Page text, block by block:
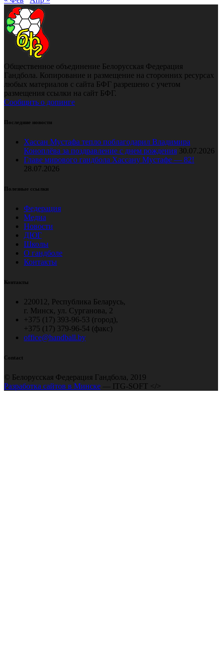
Общественное объединение Белорусская Федерация
Гандбола. Копирование и размещение на сторонних ресурсах
любых материалов с сайта БФГ разрешено с учетом
размещения ссылки на сайт БФГ.
Сообщить о допинге
Последние новости
Хассан Мустафа тепло поблагодарил Владимира
Коноплёва за поздравление с днем рождения 30.07.2026
Главе мирового гандбола Хассану Мустафе — 82!
28.07.2026
Полезные ссылки
Федерация
Медиа
Новости
ДЮГ
Школы
О гандболе
Контакты
Контакты
220012, Республика Беларусь,
г. Минск, ул. Сурганова, 2
+375 (17) 393-96-53 (город),
+375 (17) 379-96-54 (факс)
office@handball.by
Contact
© Белорусская Федерация Гандбола, 2019
Разработка сайтов в Минске — ITG-SOFT </>